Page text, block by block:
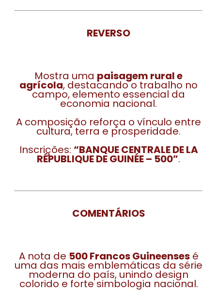
REVERSO
Mostra uma paisagem rural e
agrícola, destacando o trabalho no
campo, elemento essencial da
economia nacional.
A composição reforça o vínculo entre
cultura, terra e prosperidade.
Inscrições: “BANQUE CENTRALE DE LA
RÉPUBLIQUE DE GUINÉE – 500”.
COMENTÁRIOS
A nota de 500 Francos Guineensesé
uma das mais emblemáticas da série
moderna do país, unindo design
colorido e forte simbologia nacional.